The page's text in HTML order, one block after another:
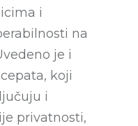
i
na
je i
koji
i
privatnosti,